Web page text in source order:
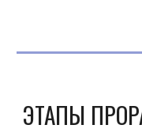
ЭТАПЫ